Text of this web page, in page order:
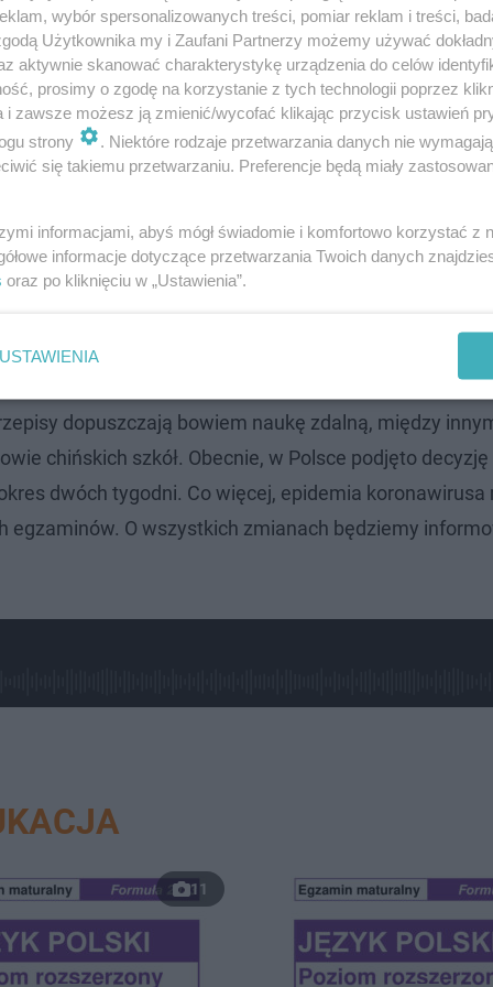
Wiadomo, że na pewno nie wpłynie to na
-Ta decyzja o 14 dniach zawieszenia nie
egzaminów -powiedział minister edukacjiDariusz
i czy będzie trzeba odrabiać?
rząd, wojewoda, inspekcja sanitarna bądź minister
dopuszczają bowiem naukę zdalną, między
chińskich szkół. Obecnie, w Polsce podjęto decyzję
dwóch tygodni. Co więcej, epidemia koronawirusa
egzaminów. O wszystkich zmianach będziemy
11
wybór spersonalizowanych treści, pomiar reklam i treści,
Użytkownika my i Zaufani Partnerzy możemy używać
aktywnie skanować charakterystykę urządzenia do celów
prosimy o zgodę na korzystanie z tych technologii poprzez
i zawsze możesz ją zmienić/wycofać klikając przycisk ustawień
strony
. Niektóre rodzaje przetwarzania danych nie
się takiemu przetwarzaniu. Preferencje będą miały
informacjami, abyś mógł świadomie i komfortowo korzystać z
informacje dotyczące przetwarzania Twoich danych
oraz po kliknięciu w „Ustawienia”.
USTAWIENIA